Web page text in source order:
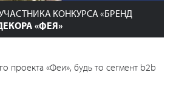
КОНКУРСА «БРЕНД
«ФЕЯ»
проекта «Феи», будь то сегмент b2b